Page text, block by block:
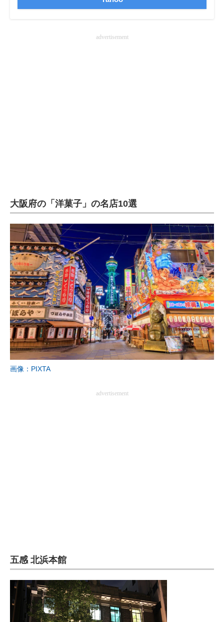
advertisement
大阪府の「洋菓子」の名店10選
画像：PIXTA
advertisement
五感 北浜本館